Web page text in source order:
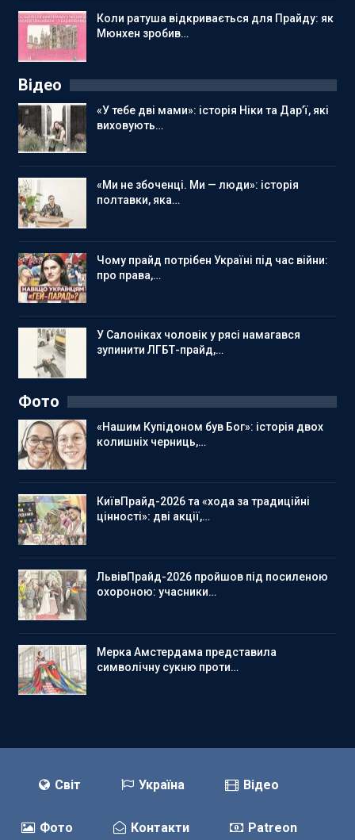
Коли ратуша відкривається для Прайду: як
Мюнхен зробив…
Відео
«У тебе дві мами»: історія Ніки та Дар’ї, які
виховують…
«Ми не збоченці. Ми — люди»: історія
полтавки, яка…
Чому прайд потрібен Україні під час війни:
про права,…
У Салоніках чоловік у рясі намагався
зупинити ЛГБТ-прайд,…
Фото
«Нашим Купідоном був Бог»: історія двох
колишніх черниць,…
КиївПрайд-2026 та «хода за традиційні
цінності»: дві акції,…
ЛьвівПрайд-2026 пройшов під посиленою
охороною: учасники…
Мерка Амстердама представила
символічну сукню проти…
Світ Україна Відео
Фото Контакти Patreon